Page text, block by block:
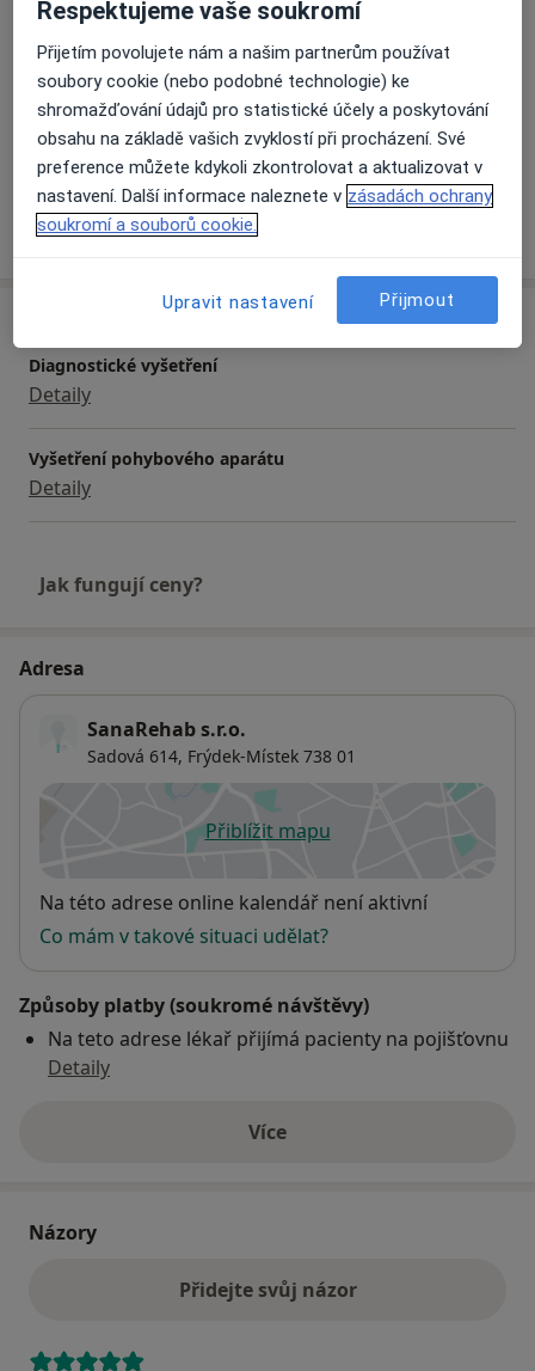
Odborník na:
Rehabilitační a fyzikální medicína
Pacienti, které ošetřuji
Dospělí
Děti
Více
Služby a ceník služeb
Diagnostické vyšetření
Detaily
Vyšetření pohybového aparátu
Detaily
Jak fungují ceny?
Adresa
SanaRehab s.r.o.
Sadová 614, Frýdek-Místek 738 01
Přiblížit mapuse otevře v nové záložce
Dostupnost
Na této adrese online kalendář není aktivní
Co mám v takové situaci udělat?
Způsoby platby (soukromé návštěvy)
Na teto adrese lékař přijímá pacienty na pojišťovnu
Detaily
Víceo adrese
Názory
Přidejte svůj názor
Respektujeme vaše soukromí
Přijetím povolujete nám a našim partnerům používat
soubory cookie (nebo podobné technologie) ke
shromažďování údajů pro statistické účely a poskytování
obsahu na základě vašich zvyklostí při procházení. Své
preference můžete kdykoli zkontrolovat a aktualizovat v
nastavení. Další informace naleznete v zásadách ochrany
soukromí a souborů cookie.
Upravit nastavení Přijmout